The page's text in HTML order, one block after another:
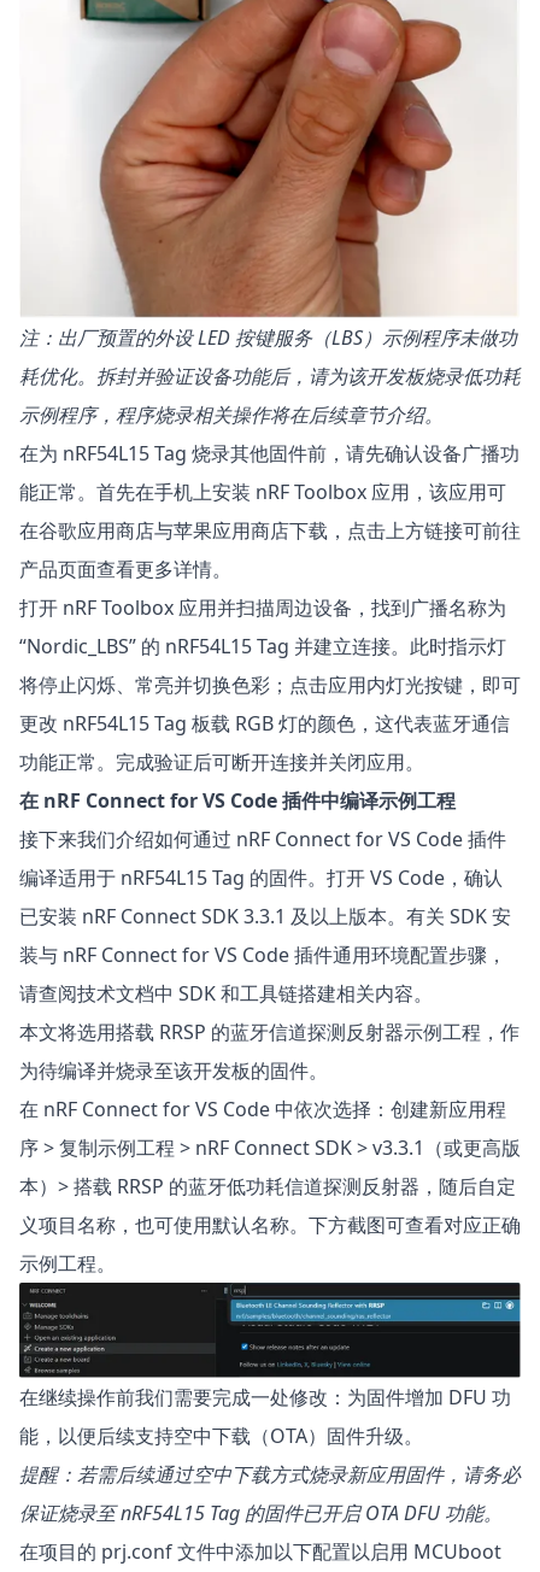
注：出厂预置的外设 LED 按键服务（LBS）示例程序未做功
耗优化。拆封并验证设备功能后，请为该开发板烧录低功耗
示例程序，程序烧录相关操作将在后续章节介绍。
在为 nRF54L15 Tag 烧录其他固件前，请先确认设备广播功
能正常。首先在手机上安装 nRF Toolbox 应用，该应用可
在谷歌应用商店与苹果应用商店下载，点击上方链接可前往
产品页面查看更多详情。
打开 nRF Toolbox 应用并扫描周边设备，找到广播名称为
“Nordic_LBS” 的 nRF54L15 Tag 并建立连接。此时指示灯
将停止闪烁、常亮并切换色彩；点击应用内灯光按键，即可
更改 nRF54L15 Tag 板载 RGB 灯的颜色，这代表蓝牙通信
功能正常。完成验证后可断开连接并关闭应用。
在 nRF Connect for VS Code 插件中编译示例工程
接下来我们介绍如何通过 nRF Connect for VS Code插件
编译适用于 nRF54L15 Tag 的固件。打开 VS Code，确认
已安装 nRF Connect SDK 3.3.1 及以上版本。有关 SDK 安
装与 nRF Connect for VS Code 插件通用环境配置步骤，
请查阅技术文档中 SDK 和工具链搭建相关内容。
本文将选用搭载 RRSP 的蓝牙信道探测反射器示例工程，作
为待编译并烧录至该开发板的固件。
在 nRF Connect for VS Code 中依次选择：创建新应用程
序 > 复制示例工程 > nRF Connect SDK > v3.3.1（或更高版
本）> 搭载 RRSP 的蓝牙低功耗信道探测反射器，随后自定
义项目名称，也可使用默认名称。下方截图可查看对应正确
示例工程。
在继续操作前我们需要完成一处修改：为固件增加 DFU 功
能，以便后续支持空中下载（OTA）固件升级。
提醒：若需后续通过空中下载方式烧录新应用固件，请务必
保证烧录至 nRF54L15 Tag 的固件已开启 OTA DFU 功能。
在项目的 prj.conf 文件中添加以下配置以启用 MCUboot